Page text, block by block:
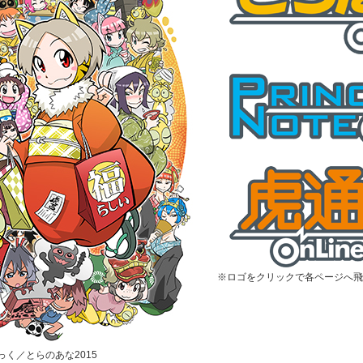
く／とらのあな2015
※ロゴをクリックで各ページへ